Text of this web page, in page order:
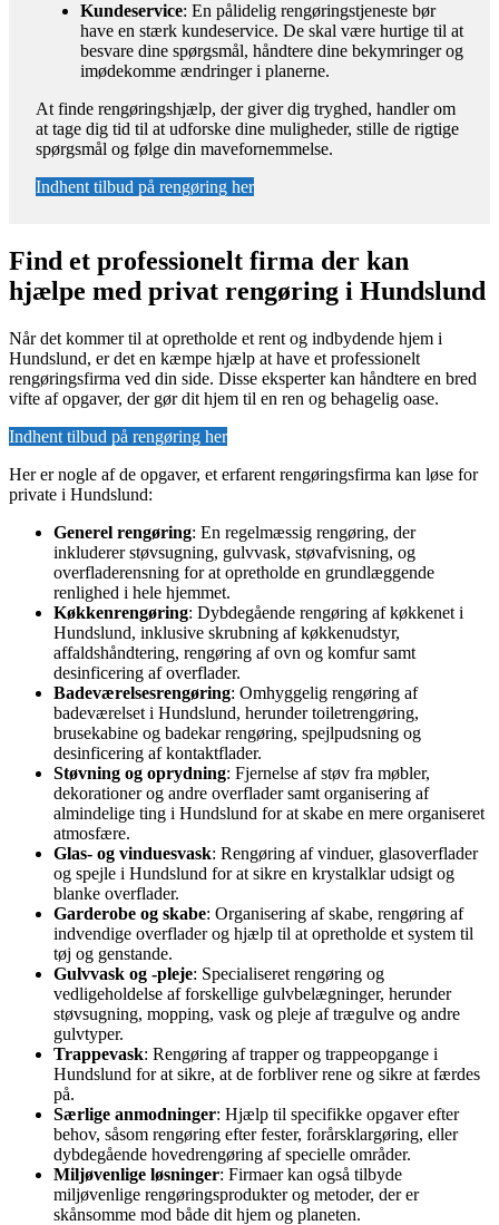
Kundeservice: En pålidelig rengøringstjeneste bør
have en stærk kundeservice. De skal være hurtige til at
besvare dine spørgsmål, håndtere dine bekymringer og
imødekomme ændringer i planerne.
At finde rengøringshjælp, der giver dig tryghed, handler om
at tage dig tid til at udforske dine muligheder, stille de rigtige
spørgsmål og følge din mavefornemmelse.
Indhent tilbud på rengøring her
Find et professionelt firma der kan
hjælpe med privat rengøring i Hundslund
Når det kommer til at opretholde et rent og indbydende hjem i
Hundslund, er det en kæmpe hjælp at have et professionelt
rengøringsfirma ved din side. Disse eksperter kan håndtere en bred
vifte af opgaver, der gør dit hjem til en ren og behagelig oase.
Indhent tilbud på rengøring her
Her er nogle af de opgaver, et erfarent rengøringsfirma kan løse for
private i Hundslund:
Generel rengøring: En regelmæssig rengøring, der
inkluderer støvsugning, gulvvask, støvafvisning, og
overfladerensning for at opretholde en grundlæggende
renlighed i hele hjemmet.
Køkkenrengøring: Dybdegående rengøring af køkkenet i
Hundslund, inklusive skrubning af køkkenudstyr,
affaldshåndtering, rengøring af ovn og komfur samt
desinficering af overflader.
Badeværelsesrengøring: Omhyggelig rengøring af
badeværelset i Hundslund, herunder toiletrengøring,
brusekabine og badekar rengøring, spejlpudsning og
desinficering af kontaktflader.
Støvning og oprydning: Fjernelse af støv fra møbler,
dekorationer og andre overflader samt organisering af
almindelige ting i Hundslund for at skabe en mere organiseret
atmosfære.
Glas- og vinduesvask: Rengøring af vinduer, glasoverflader
og spejle i Hundslund for at sikre en krystalklar udsigt og
blanke overflader.
Garderobe og skabe: Organisering af skabe, rengøring af
indvendige overflader og hjælp til at opretholde et system til
tøj og genstande.
Gulvvask og -pleje: Specialiseret rengøring og
vedligeholdelse af forskellige gulvbelægninger, herunder
støvsugning, mopping, vask og pleje af trægulve og andre
gulvtyper.
Trappevask: Rengøring af trapper og trappeopgange i
Hundslund for at sikre, at de forbliver rene og sikre at færdes
på.
Særlige anmodninger: Hjælp til specifikke opgaver efter
behov, såsom rengøring efter fester, forårsklargøring, eller
dybdegående hovedrengøring af specielle områder.
Miljøvenlige løsninger: Firmaer kan også tilbyde
miljøvenlige rengøringsprodukter og metoder, der er
skånsomme mod både dit hjem og planeten.